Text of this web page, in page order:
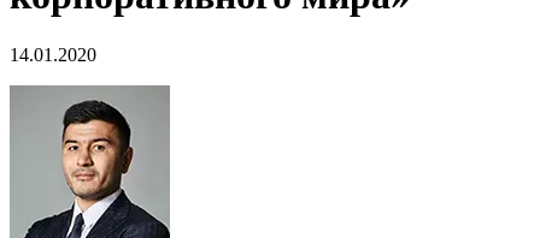
14.01.2020